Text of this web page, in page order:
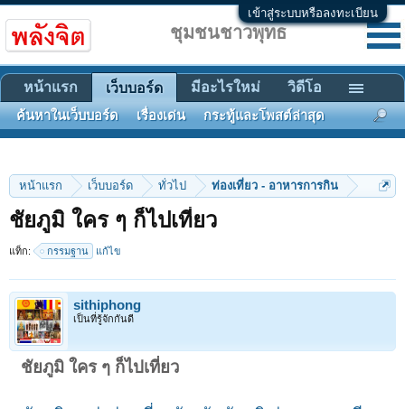
เข้าสู่ระบบหรือลงทะเบียน
หน้าแรก เว็บบอร์ด ทั่วไป ท่องเที่ยว - อาหารการกิน
ชัยภูมิ ใคร ๆ ก็ไปเที่ยว
แท็ก: กรรมฐาน แก้ไข
sithiphong
เป็นที่รู้จักกันดี
ชัยภูมิ ใคร ๆ ก็ไปเที่ยว
ชุมชนชาวพุทธ
หน้าแรก เว็บบอร์ด
ค้นหาในเว็บบอร์ด เรื่องเด่น กระทู้และโพสต์ล่าสุด
มีอะไรใหม่ วิดีโอ